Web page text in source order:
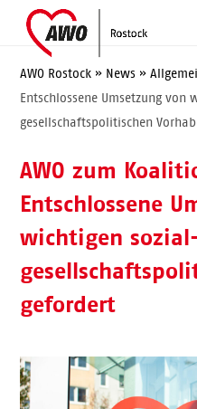
content
Open
mobile
menu
Close
mobile
menu
AWO Rostock » News »
Entschlossene Umsetzung
gesellschaftspolitischen
AWO zum
Entschlossene
wichtigen
gefordert